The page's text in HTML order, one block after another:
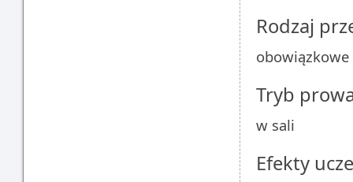
Rodzaj
obowiązkowe
Tryb
w sali
Efekty